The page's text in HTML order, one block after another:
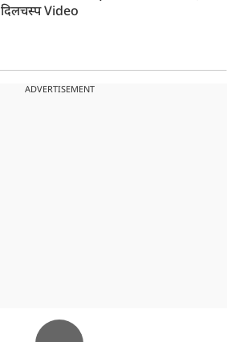
दिलचस्प Video
ADVERTISEMENT